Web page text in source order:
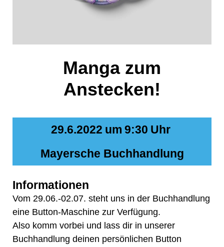
Manga zum
Anstecken!
29.6.2022 um 9:30 Uhr
Mayersche Buchhandlung
Informationen
Vom 29.06.-02.07. steht uns in der Buchhandlung
eine Button-Maschine zur Verfügung.
Also komm vorbei und lass dir in unserer
Buchhandlung deinen persönlichen Button